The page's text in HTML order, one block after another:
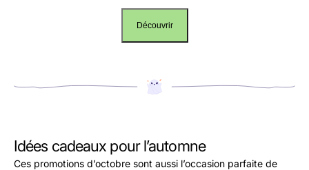
Découvrir
Idées cadeaux pour l’automne
Ces promotions d’octobre sont aussi l’occasion parfaite de